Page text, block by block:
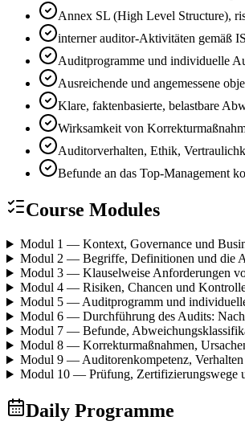
Annex SL (High Level Structure),
interner auditor-Aktivitäten gemäß
Auditprogramme und individuelle
Ausreichende und angemessene
Klare, faktenbasierte, belastbare
Wirksamkeit von
Auditorverhalten, Ethik,
Befunde an das Top-Management
Course Modules
Modul 1 — Kontext, Governance und
Modul 2 — Begriffe, Definitionen und die
Modul 3 — Klauselweise Anforderungen
Modul 4 — Risiken, Chancen und
Modul 5 — Auditprogramm und
Modul 6 — Durchführung des Audits:
Modul 7 — Befunde,
Modul 8 — Korrekturmaßnahmen,
Modul 9 — Auditorenkompetenz,
Modul 10 — Prüfung, Zertifizierungswege
Daily Programme